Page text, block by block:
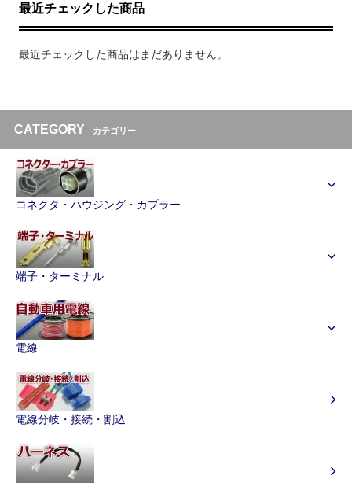
最近チェックした商品
最近チェックした商品はまだありません。
CATEGORY カテゴリー
コネクタ・ハウジング・カプラー
端子・ターミナル
電線
電線分岐・接続・割込